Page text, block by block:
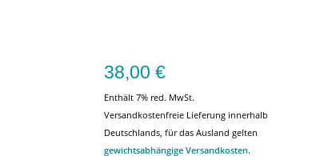
38,00 €
Enthält 7% red. MwSt.
Versandkostenfreie Lieferung innerhalb
Deutschlands, für das Ausland gelten
gewichtsabhängige Versandkosten.